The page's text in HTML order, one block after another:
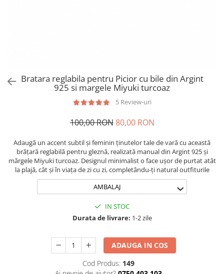
Coliere Transparente cu Flori
Coliere Transparente cu Animale
Coliere Transparente cu Pietre
Coliere Transparente Diverse
LĂNȚIȘOARE ARGINT
Lănțișoare cu Inimioare
Lănțișoare cu Soare
Lănțișoare cu Zodii
Lănțișoare cu Animale
Lănțișoare cu Molecule
Bratara reglabila pentru Picior cu bile din Argint
925 si margele Miyuki turcoaz
5 Review-uri
100,00 RON 80,00 RON
Adaugă un accent subtil și feminin ținutelor tale de vară cu această
brățară reglabilă pentru gleznă, realizată manual din Argint 925 și
mărgele Miyuki turcoaz. Designul minimalist o face ușor de purtat atât
la plajă, cât și în viața de zi cu zi, completându-ți natural outfiturile
AMBALAJ
IN STOC
Durata de livrare: 1-2 zile
ADAUGA IN COS
Cod Produs: 149